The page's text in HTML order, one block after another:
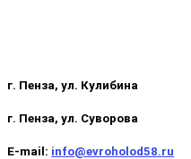
г. Пенза, ул. Кулибина
г. Пенза, ул. Суворова
E-mail: info@evroholod58.ru